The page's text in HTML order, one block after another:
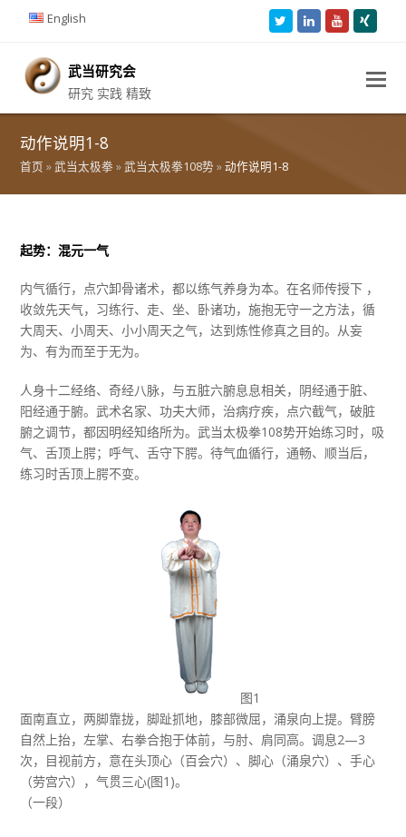
English TwitterLinkedInYoutube
武当研究会
研究 实践 精致
动作说明1-8
首页 »武当太极拳»武当太极拳108势 »动作说明1-8
起势：混元一气
内气循行，点穴卸骨诸术，都以练气养身为本。在名师传授下 ，
收敛先天气，习练行、走、坐、卧诸功，施抱无守一之方法，循
大周天、小周天、小小周天之气，达到炼性修真之目的。从妄
为、有为而至于无为。
人身十二经络、奇经八脉，与五脏六腑息息相关，阴经通于脏、
阳经通于腑。武术名家、功夫大师，治病疗疾，点穴截气，破脏
腑之调节，都因明经知络所为。武当太极拳108势开始练习时，吸
气、舌顶上腭；呼气、舌守下腭。待气血循行，通畅、顺当后，
练习时舌顶上腭不变。
图1
面南直立，两脚靠拢，脚趾抓地，膝部微屈，涌泉向上提。臂膀
自然上抬，左掌、右拳合抱于体前，与肘、肩同高。调息2—3
次，目视前方，意在头顶心（百会穴）、脚心（涌泉穴）、手心
（劳宫穴），气贯三心(图1)。
（一段）